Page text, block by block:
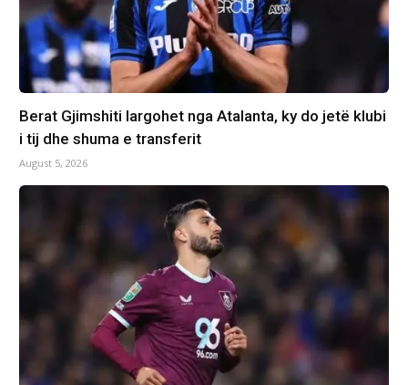
Berat Gjimshiti largohet nga Atalanta, ky do jetë klubi
i tij dhe shuma e transferit
August 5, 2026